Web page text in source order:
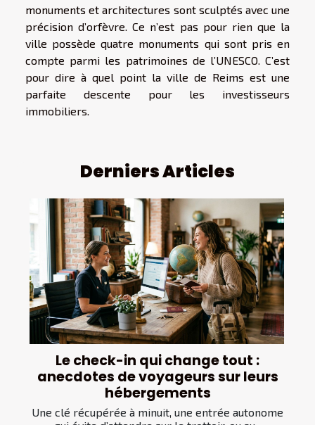
monuments et architectures sont sculptés avec une
précision d’orfèvre. Ce n’est pas pour rien que la
ville possède quatre monuments qui sont pris en
compte parmi les patrimoines de l’UNESCO. C’est
pour dire à quel point la ville de Reims est une
parfaite descente pour les investisseurs
immobiliers.
Derniers Articles
Le check-in qui change tout :
anecdotes de voyageurs sur leurs
hébergements
Une clé récupérée à minuit, une entrée autonome